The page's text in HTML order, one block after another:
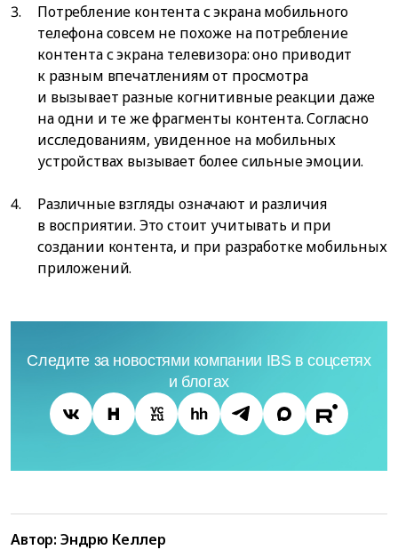
Потребление контента с экрана мобильного
телефона совсем не похоже на потребление
контента с экрана телевизора: оно приводит
к разным впечатлениям от просмотра
и вызывает разные когнитивные реакции даже
на одни и те же фрагменты контента. Согласно
исследованиям, увиденное на мобильных
устройствах вызывает более сильные эмоции.
Различные взгляды означают и различия
в восприятии. Это стоит учитывать и при
создании контента, и при разработке мобильных
приложений.
Следите за новостями компании IBS в соцсетях
и блогах
Автор: Эндрю Келлер